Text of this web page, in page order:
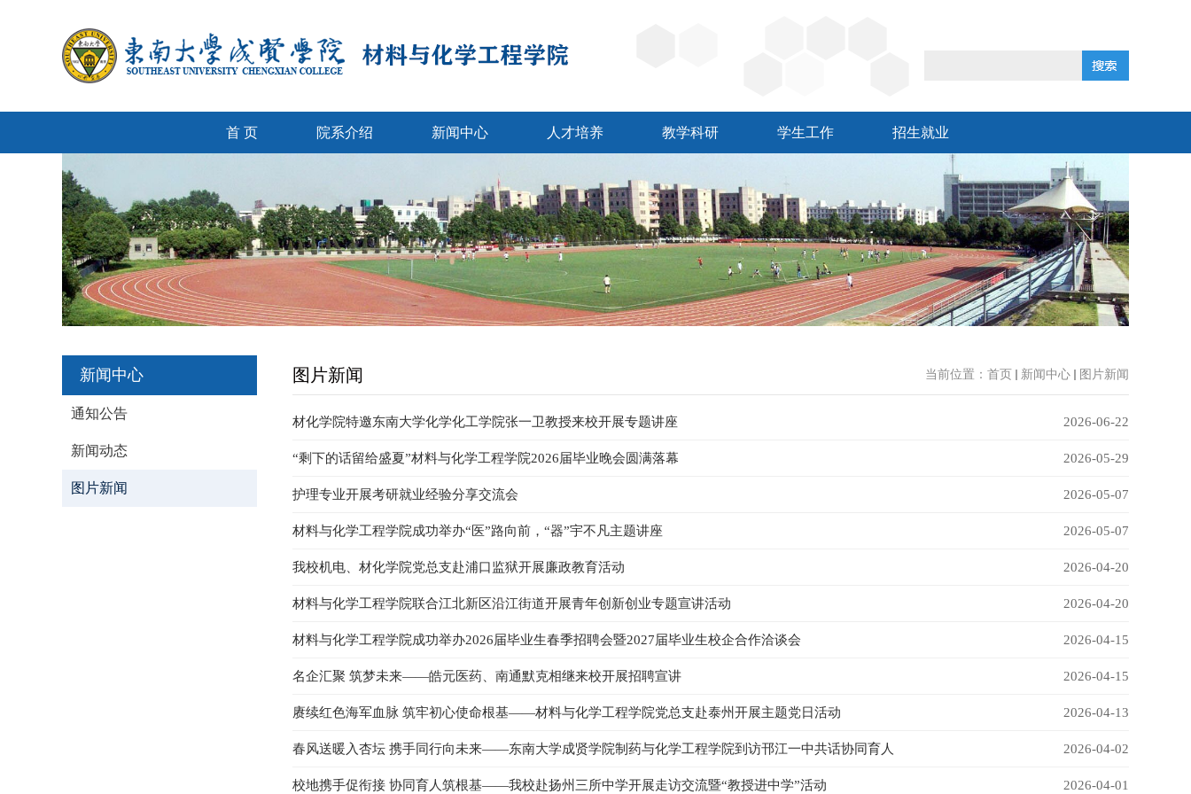
首 页 院系介绍 新闻中心 人才培养 教学科研 学生工作 招生就业
新闻中心
通知公告
新闻动态
图片新闻
图片新闻 当前位置： 首页 新闻中心 图片新闻
材化学院特邀东南大学化学化工学院张一卫教授来校开展专题讲座 2026-06-22
“剩下的话留给盛夏”材料与化学工程学院2026届毕业晚会圆满落幕 2026-05-29
护理专业开展考研就业经验分享交流会 2026-05-07
材料与化学工程学院成功举办“医”路向前，“器”宇不凡主题讲座 2026-05-07
我校机电、材化学院党总支赴浦口监狱开展廉政教育活动 2026-04-20
材料与化学工程学院联合江北新区沿江街道开展青年创新创业专题宣讲活动 2026-04-20
材料与化学工程学院成功举办2026届毕业生春季招聘会暨2027届毕业生校企合作洽谈会 2026-04-15
名企汇聚 筑梦未来——皓元医药、南通默克相继来校开展招聘宣讲 2026-04-15
赓续红色海军血脉 筑牢初心使命根基——材料与化学工程学院党总支赴泰州开展主题党日活动 2026-04-13
春风送暖入杏坛 携手同行向未来——东南大学成贤学院制药与化学工程学院到访邗江一中共话协同育人 2026-04-02
校地携手促衔接 协同育人筑根基——我校赴扬州三所中学开展走访交流暨“教授进中学”活动 2026-04-01